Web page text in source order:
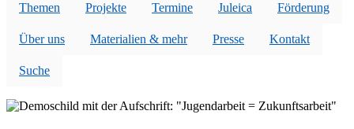
Themen Projekte Termine Juleica Förderung
Über uns Materialien & mehr Presse Kontakt
Suche